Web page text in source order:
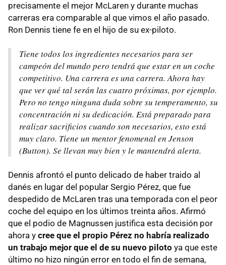
precisamente el mejor McLaren y durante muchas
carreras era comparable al que vimos el año pasado.
Ron Dennis tiene fe en el hijo de su ex-piloto.
Tiene todos los ingredientes necesarios para ser
campeón del mundo pero tendrá que estar en un coche
competitivo. Una carrera es una carrera. Ahora hay
que ver qué tal serán las cuatro próximas, por ejemplo.
Pero no tengo ninguna duda sobre su temperamento, su
concentración ni su dedicación. Está preparado para
realizar sacrificios cuando son necesarios, esto está
muy claro. Tiene un mentor fenomenal en Jenson
(Button). Se llevan muy bien y le mantendrá alerta.
Dennis afrontó el punto delicado de haber traido al
danés en lugar del popular Sergio Pérez, que fue
despedido de McLaren tras una temporada con el peor
coche del equipo en los últimos treinta años. Afirmó
que el podio de Magnussen justifica esta decisión por
ahora y cree que el propio Pérez no habría realizado
un trabajo mejor que el de su nuevo piloto ya que este
último no hizo ningún error en todo el fin de semana,